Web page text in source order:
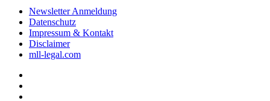
Newsletter Anmeldung
Datenschutz
Impressum & Kontakt
Disclaimer
mll-legal.com